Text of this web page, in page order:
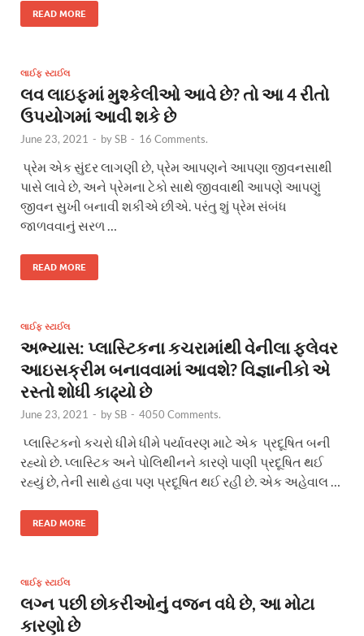
READ MORE
લાઈફ સ્ટાઈલ
લવ લાઇફમાં મુશ્કેલીઓ આવે છે? તો આ 4 રીતો
ઉપયોગમાં આવી શકે છે
June 23, 2021 - bySB - 16 Comments.
પ્રેમ એક સુંદર લાગણી છે, પ્રેમ આપણને આપણા જીવનસાથી
પાસે લાવે છે, અને પ્રેમના ટેકો સાથે જીવવાથી આપણે આપણું
જીવન સુખી બનાવી શકીએ છીએ. પરંતુ શું પ્રેમ સંબંધ
જાળવવાનું સરળ …
READ MORE
લાઈફ સ્ટાઈલ
અભ્યાસ: પ્લાસ્ટિકના કચરામાંથી વેનીલા ફ્લેવર
આઇસક્રીમ બનાવવામાં આવશે? વિજ્ઞાનીકો એ
રસ્તો શોધી કાઢ્યો છે
June 23, 2021 - bySB - 4050 Comments.
પ્લાસ્ટિકનો કચરો ધીમે ધીમે પર્યાવરણ માટે એક પ્રદૂષિત બની
રહ્યો છે. પ્લાસ્ટિક અને પોલિથીનને કારણે પાણી પ્રદૂષિત થઈ
રહ્યું છે, તેની સાથે હવા પણ પ્રદૂષિત થઈ રહી છે. એક અહેવાલ …
READ MORE
લાઈફ સ્ટાઈલ
લગ્ન પછી છોકરીઓનું વજન વધે છે, આ મોટા
કારણો છે